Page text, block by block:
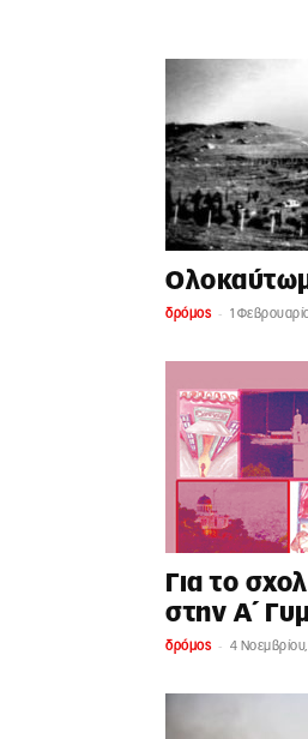
δρόμος - 1
Για το
στην Α΄
δρόμος - 4